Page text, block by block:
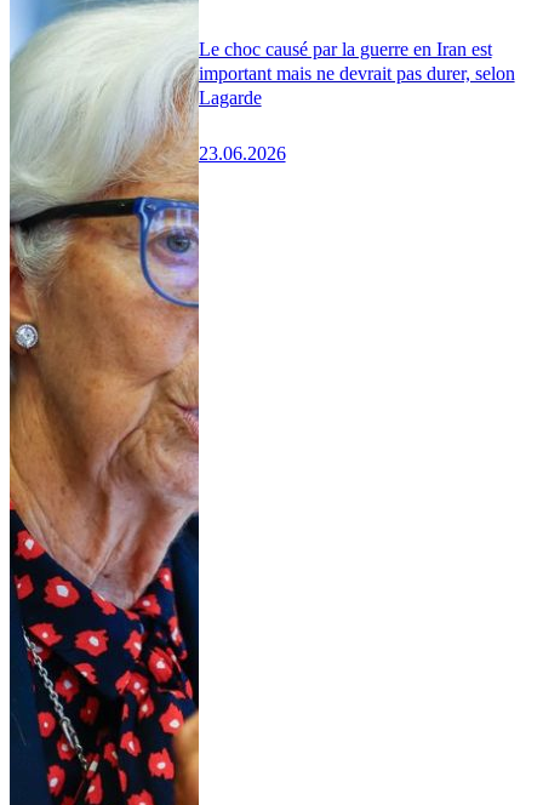
Le choc causé par la guerre en Iran est
important mais ne devrait pas durer, selon
Lagarde
23.06.2026